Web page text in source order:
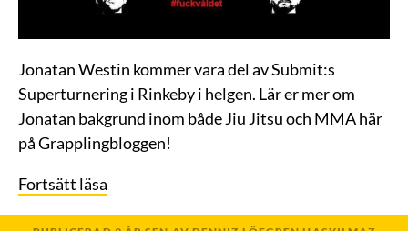
Jonatan Westin kommer vara del av Submit:s
Superturnering i Rinkeby i helgen. Lär er mer om
Jonatan bakgrund inom både Jiu Jitsu och MMA här
på Grapplingbloggen!
Fortsätt läsa